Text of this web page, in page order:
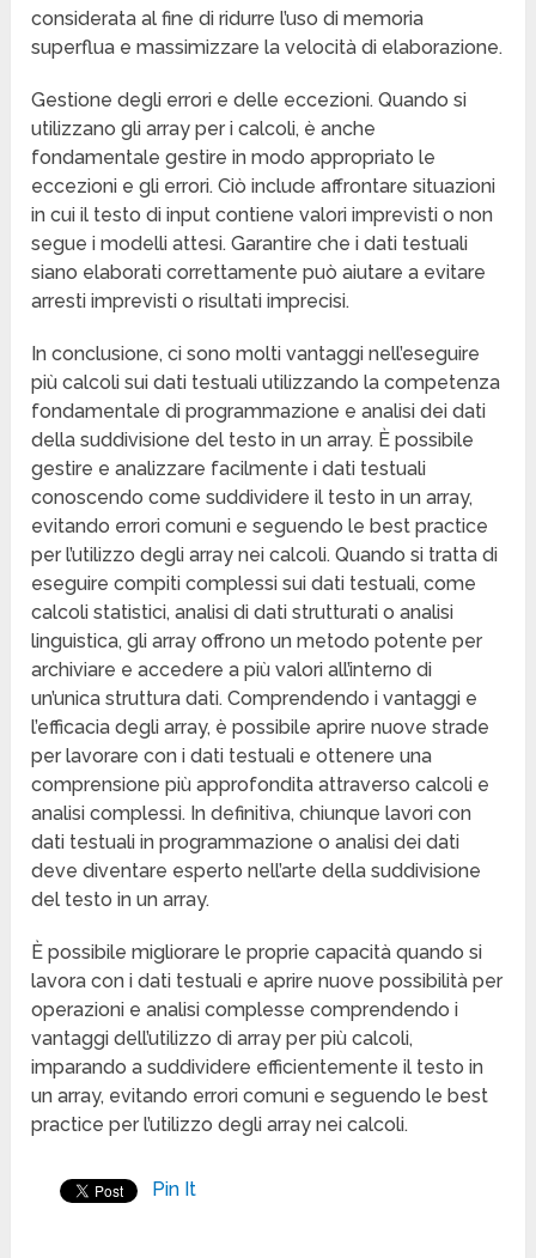
considerata al fine di ridurre l’uso di memoria
superflua e massimizzare la velocità di elaborazione.
Gestione degli errori e delle eccezioni. Quando si
utilizzano gli array per i calcoli, è anche
fondamentale gestire in modo appropriato le
eccezioni e gli errori. Ciò include affrontare situazioni
in cui il testo di input contiene valori imprevisti o non
segue i modelli attesi. Garantire che i dati testuali
siano elaborati correttamente può aiutare a evitare
arresti imprevisti o risultati imprecisi.
In conclusione, ci sono molti vantaggi nell’eseguire
più calcoli sui dati testuali utilizzando la competenza
fondamentale di programmazione e analisi dei dati
della suddivisione del testo in un array. È possibile
gestire e analizzare facilmente i dati testuali
conoscendo come suddividere il testo in un array,
evitando errori comuni e seguendo le best practice
per l’utilizzo degli array nei calcoli. Quando si tratta di
eseguire compiti complessi sui dati testuali, come
calcoli statistici, analisi di dati strutturati o analisi
linguistica, gli array offrono un metodo potente per
archiviare e accedere a più valori all’interno di
un’unica struttura dati. Comprendendo i vantaggi e
l’efficacia degli array, è possibile aprire nuove strade
per lavorare con i dati testuali e ottenere una
comprensione più approfondita attraverso calcoli e
analisi complessi. In definitiva, chiunque lavori con
dati testuali in programmazione o analisi dei dati
deve diventare esperto nell’arte della suddivisione
del testo in un array.
È possibile migliorare le proprie capacità quando si
lavora con i dati testuali e aprire nuove possibilità per
operazioni e analisi complesse comprendendo i
vantaggi dell’utilizzo di array per più calcoli,
imparando a suddividere efficientemente il testo in
un array, evitando errori comuni e seguendo le best
practice per l’utilizzo degli array nei calcoli.
Pin It